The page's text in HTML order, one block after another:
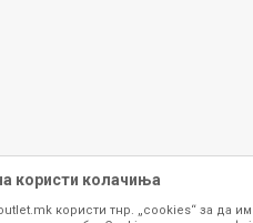
користи колачиња
користи тнр. „cookies“ за да